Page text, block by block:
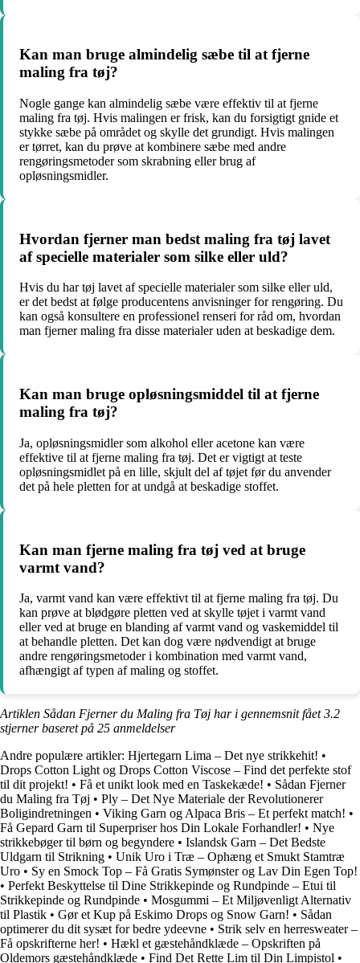
Kan man bruge almindelig sæbe til at fjerne
maling fra tøj?
Nogle gange kan almindelig sæbe være effektiv til at fjerne
maling fra tøj. Hvis malingen er frisk, kan du forsigtigt gnide et
stykke sæbe på området og skylle det grundigt. Hvis malingen
er tørret, kan du prøve at kombinere sæbe med andre
rengøringsmetoder som skrabning eller brug af
opløsningsmidler.
Hvordan fjerner man bedst maling fra tøj lavet
af specielle materialer som silke eller uld?
Hvis du har tøj lavet af specielle materialer som silke eller uld,
er det bedst at følge producentens anvisninger for rengøring. Du
kan også konsultere en professionel renseri for råd om, hvordan
man fjerner maling fra disse materialer uden at beskadige dem.
Kan man bruge opløsningsmiddel til at fjerne
maling fra tøj?
Ja, opløsningsmidler som alkohol eller acetone kan være
effektive til at fjerne maling fra tøj. Det er vigtigt at teste
opløsningsmidlet på en lille, skjult del af tøjet før du anvender
det på hele pletten for at undgå at beskadige stoffet.
Kan man fjerne maling fra tøj ved at bruge
varmt vand?
Ja, varmt vand kan være effektivt til at fjerne maling fra tøj. Du
kan prøve at blødgøre pletten ved at skylle tøjet i varmt vand
eller ved at bruge en blanding af varmt vand og vaskemiddel til
at behandle pletten. Det kan dog være nødvendigt at bruge
andre rengøringsmetoder i kombination med varmt vand,
afhængigt af typen af maling og stoffet.
Artiklen Sådan Fjerner du Maling fra Tøj har i gennemsnit fået3.2
stjerner baseret på 25 anmeldelser
Andre populære artikler: Hjertegarn Lima – Det nye strikkehit! •
Drops Cotton Light og Drops Cotton Viscose – Find det perfekte stof
til dit projekt! • Få et unikt look med en Taskekæde! • Sådan Fjerner
du Maling fra Tøj • Ply – Det Nye Materiale der Revolutionerer
Boligindretningen • Viking Garn og Alpaca Bris – Et perfekt match! •
Få Gepard Garn til Superpriser hos Din Lokale Forhandler! • Nye
strikkebøger til børn og begyndere • Islandsk Garn – Det Bedste
Uldgarn til Strikning • Unik Uro i Træ – Ophæng et Smukt Stamtræ
Uro • Sy en Smock Top – Få Gratis Symønster og Lav Din Egen Top!
• Perfekt Beskyttelse til Dine Strikkepinde og Rundpinde – Etui til
Strikkepinde og Rundpinde • Mosgummi – Et Miljøvenligt Alternativ
til Plastik • Gør et Kup på Eskimo Drops og Snow Garn! • Sådan
optimerer du dit sysæt for bedre ydeevne • Strik selv en herresweater –
Få opskrifterne her! • Hækl et gæstehåndklæde – Opskriften på
Oldemors gæstehåndklæde • Find Det Rette Lim til Din Limpistol •